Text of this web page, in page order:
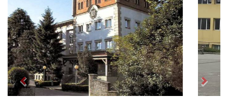
Previous Next